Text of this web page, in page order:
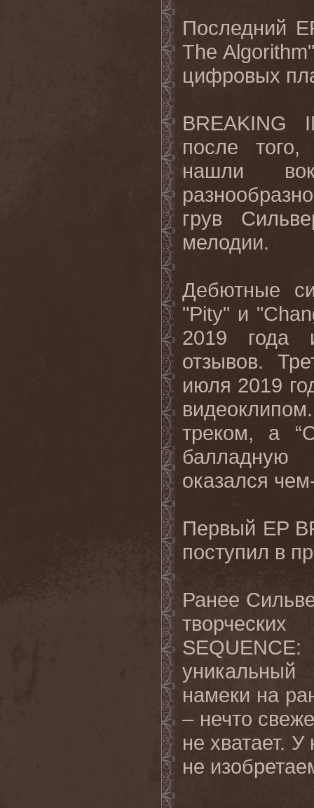
Последний
The
цифровых
BREAKING
после того,
нашли
грув
мелодии.
Дебютные
"Pity" и
2019 года
отзывов.
июля 2019
треком, а
балладную
оказался
Первый EP
поступил в
Ранее
намеки на
– нечто
не хватает.
не